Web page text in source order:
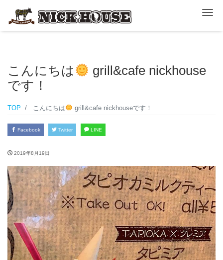
ナ
こんにちは
grill&cafe nickhouse
です！
TOP こんにちは grill&cafe nickhouseです！
Facebook Twitter LINE
2019年8月19日